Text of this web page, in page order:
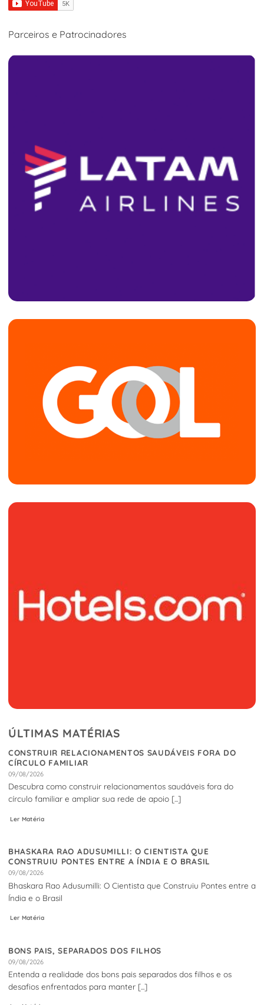
Parceiros e Patrocinadores
ÚLTIMAS MATÉRIAS
CONSTRUIR RELACIONAMENTOS SAUDÁVEIS FORA DO
CÍRCULO FAMILIAR
09/08/2026
Descubra como construir relacionamentos saudáveis fora do
círculo familiar e ampliar sua rede de apoio [...]
Ler Matéria
BHASKARA RAO ADUSUMILLI: O CIENTISTA QUE
CONSTRUIU PONTES ENTRE A ÍNDIA E O BRASIL
09/08/2026
Bhaskara Rao Adusumilli: O Cientista que Construiu Pontes entre a
Índia e o Brasil
Ler Matéria
BONS PAIS, SEPARADOS DOS FILHOS
09/08/2026
Entenda a realidade dos bons pais separados dos filhos e os
desafios enfrentados para manter [...]